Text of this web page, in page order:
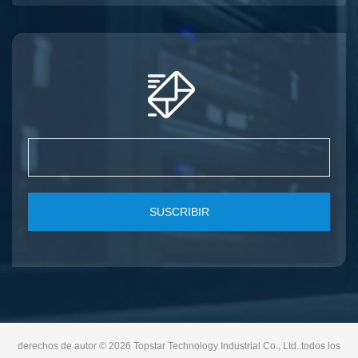
SUSCRIBIR
derechos de autor © 2026 Topstar Technology Industrial Co., Ltd..todos los